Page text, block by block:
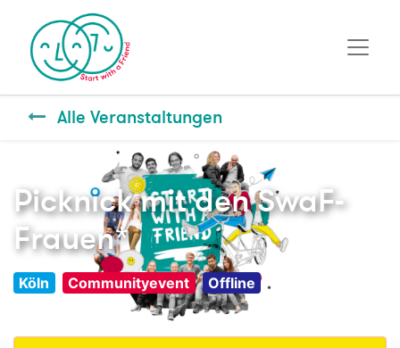
Alle Veranstaltungen
Picknick mit den SwaF-
Frauen*
Köln Communityevent Offline